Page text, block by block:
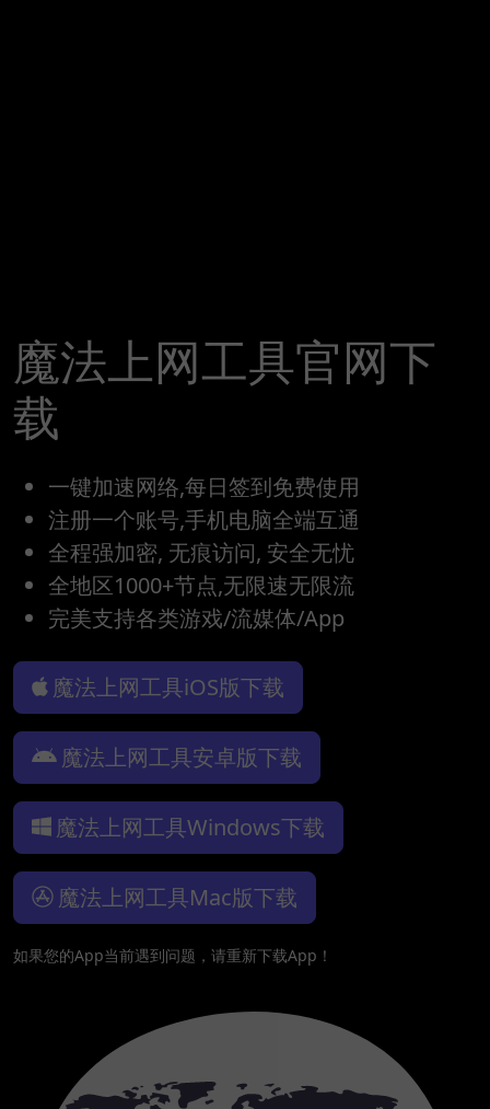
魔法上网工具官网下
载
一键加速网络,每日签到免费使用
注册一个账号,手机电脑全端互通
全程强加密, 无痕访问, 安全无忧
全地区1000+节点,无限速无限流
完美支持各类游戏/流媒体/App
魔法上网工具iOS版下载
魔法上网工具安卓版下载
魔法上网工具Windows下载
魔法上网工具Mac版下载
如果您的App当前遇到问题，请重新下载App！